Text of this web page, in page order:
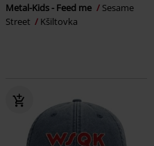
Metal-Kids - Feed me
Sesame
Street
Kšiltovka